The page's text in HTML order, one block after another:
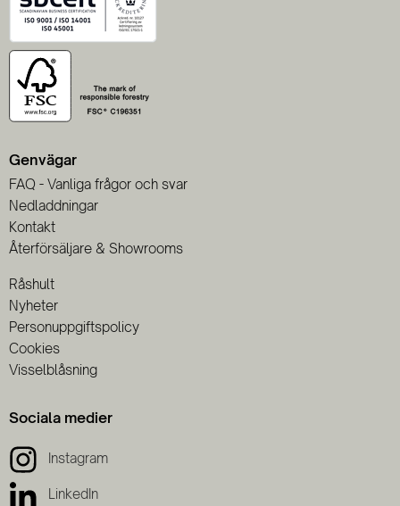
Genvägar
FAQ - Vanliga frågor och svar
Nedladdningar
Kontakt
Återförsäljare & Showrooms
Råshult
Nyheter
Personuppgiftspolicy
Cookies
Visselblåsning
Sociala medier
Instagram
LinkedIn